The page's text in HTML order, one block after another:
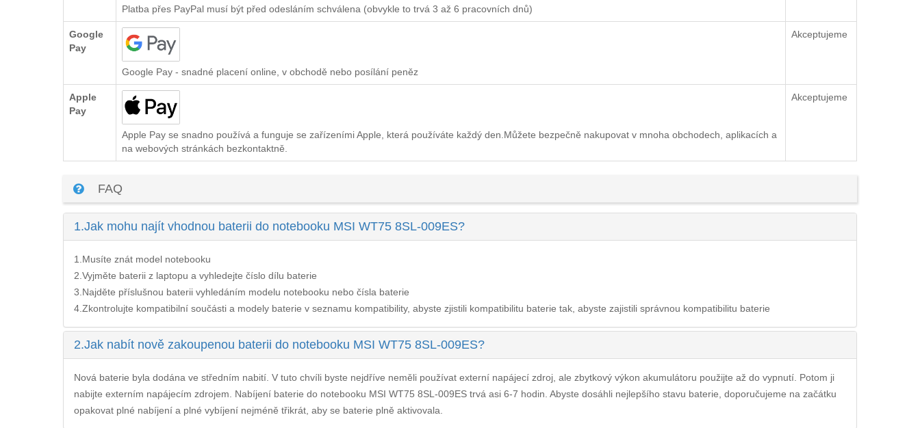
Platba přes PayPal musí být před odesláním schválena (obvykle to trvá 3 až 6 pracovních dnů)
Google
Pay
Google Pay - snadné placení online, v obchodě nebo posílání peněz
Akceptujeme
Apple
Pay
Apple Pay se snadno používá a funguje se zařízeními Apple, která používáte každý den.Můžete bezpečně nakupovat v mnoha obchodech, aplikacích a
na webových stránkách bezkontaktně.
Akceptujeme
FAQ
1.Jak mohu najít vhodnou baterii do notebooku MSI WT75 8SL-009ES?
1.Musíte znát model notebooku
2.Vyjměte baterii z laptopu a vyhledejte číslo dílu baterie
3.Najděte příslušnou baterii vyhledáním modelu notebooku nebo čísla baterie
4.Zkontrolujte kompatibilní součásti a modely baterie v seznamu kompatibility, abyste zjistili kompatibilitu baterie tak, abyste zajistili správnou kompatibilitu baterie
2.Jak nabít nově zakoupenou baterii do notebooku MSI WT75 8SL-009ES?
Nová baterie byla dodána ve středním nabití. V tuto chvíli byste nejdříve neměli používat externí napájecí zdroj, ale zbytkový výkon akumulátoru použijte až do vypnutí. Potom ji
nabijte externím napájecím zdrojem. Nabíjení baterie do notebooku MSI WT75 8SL-009ES trvá asi 6-7 hodin. Abyste dosáhli nejlepšího stavu baterie, doporučujeme na začátku
opakovat plné nabíjení a plné vybíjení nejméně třikrát, aby se baterie plně aktivovala.